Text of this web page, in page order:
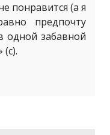
понравится (а я
предпочту
одной забавной
(с).